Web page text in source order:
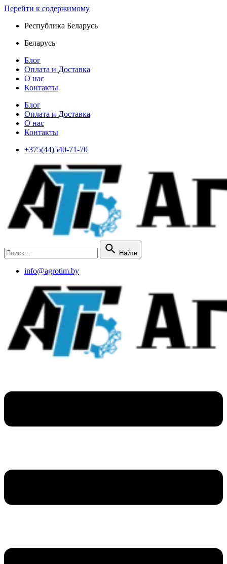
Перейти к содержимому
Республика Беларусь
Беларусь
Блог
Оплата и Доставка
О нас
Контакты
Блог
Оплата и Доставка
О нас
Контакты
+375(44)540-71-70
Найти
info@agrotim.by